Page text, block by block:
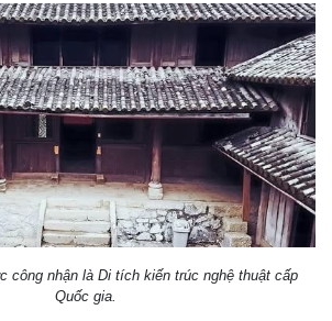
công nhận là Di tích kiến trúc nghệ thuật cấp
Quốc gia.